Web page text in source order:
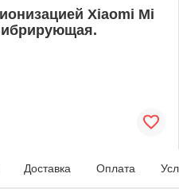
Xiaomi Mi
Доставка Оплата